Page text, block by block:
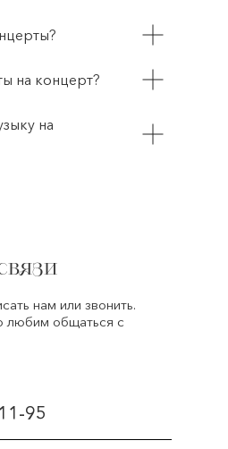
на концерт?
на
нам или звонить.
любим общаться с
95